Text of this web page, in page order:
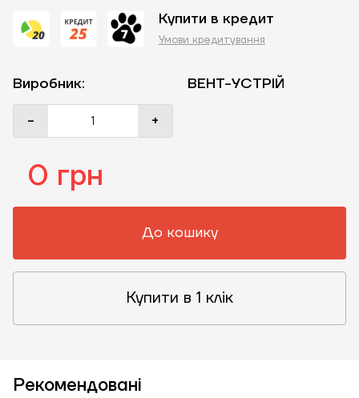
Купити в кредит
Умови кредитування
Виробник:
ВЕНТ-УСТРІЙ
-
+
0 грн
До кошику
Купити в 1 клік
Рекомендовані